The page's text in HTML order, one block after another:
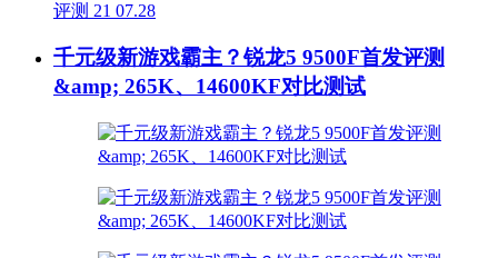
评测 21 07.28
千元级新游戏霸主？锐龙5 9500F首发评测
&amp; 265K、14600KF对比测试